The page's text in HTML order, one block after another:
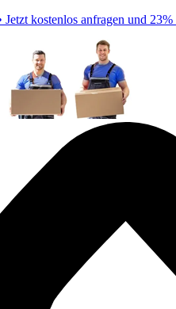
Jetzt kostenlos anfragen und